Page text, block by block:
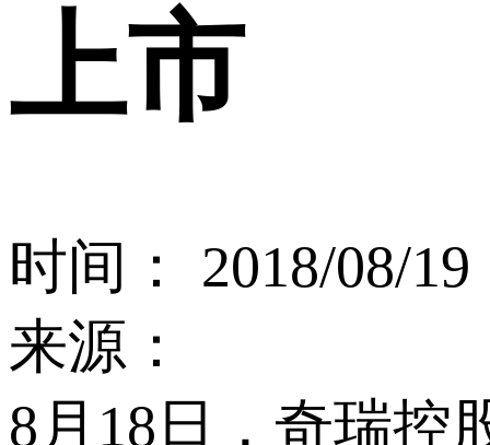
上市
时间： 2018/08/19
来源：
8月18日，奇瑞控